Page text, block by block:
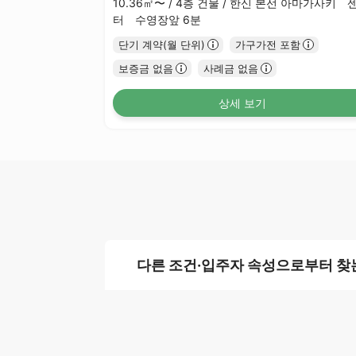
터 수영장앞 6분
단기 계약(월 단위)
가구가전 포함
보증금 없음
사례금 없음
상세 보기
다른 조건·입주자 속성으로부터 찾